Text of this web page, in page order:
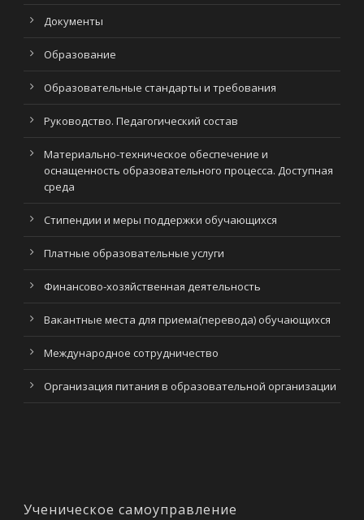
Документы
Образование
Образовательные стандарты и требования
Руководство. Педагогический состав
Материально-техническое обеспечение и
оснащенность образовательного процесса. Доступная
среда
Стипендии и меры поддержки обучающихся
Платные образовательные услуги
Финансово-хозяйственная деятельность
Вакантные места для приема(перевода) обучающихся
Международное сотрудничество
Организация питания в образовательной организации
Ученическое самоуправление